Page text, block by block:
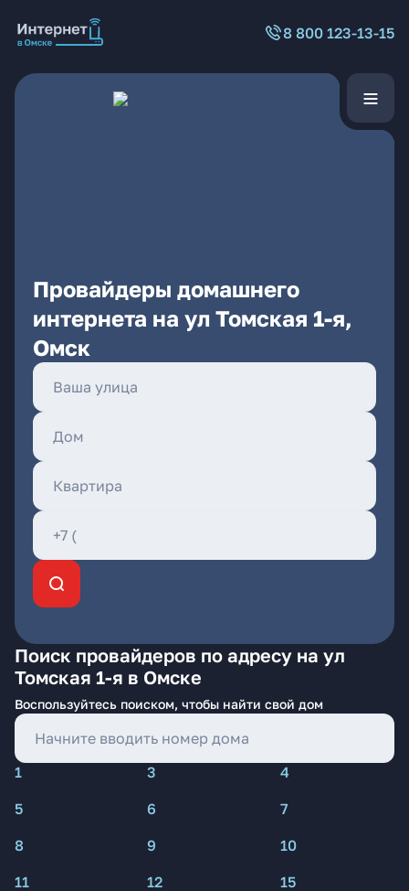
8 800 123-13-15
Провайдеры домашнего
интернета на ул Томская 1-я,
Омск
Поиск провайдеров по адресу на ул
Томская 1-я в Омске
Воспользуйтесь поиском, чтобы найти свой дом
1 3
4
5
6
7
8
9
10
11
12
15